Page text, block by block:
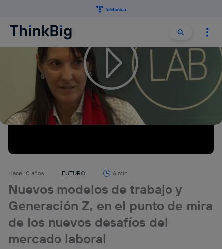
Buscar
Hace 10 años FUTURO 6 min
Nuevos modelos de trabajo y
Generación Z, en el punto de mira
de los nuevos desafíos del
mercado laboral